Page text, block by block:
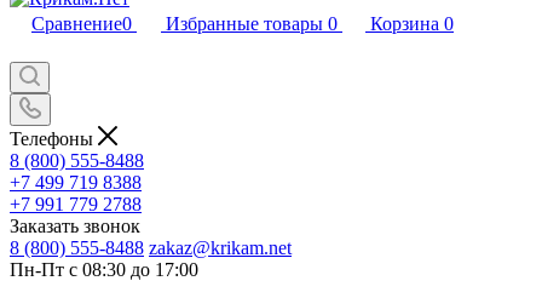
Сравнение0 Избранные товары 0 Корзина 0
Телефоны
8 (800) 555-8488
+7 499 719 8388
+7 991 779 2788
Заказать звонок
8 (800) 555-8488 zakaz@krikam.net
Пн-Пт с 08:30 до 17:00